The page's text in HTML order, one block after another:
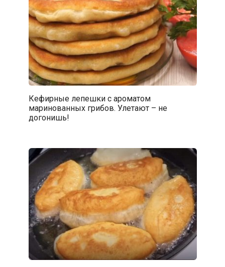
Кефирные лепешки с ароматом
маринованных грибов. Улетают – не
догонишь!